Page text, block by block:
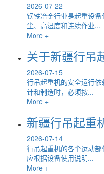
2026-07-22
钢铁冶金行业是起重设
尘、高湿度和连续作业...
More +
关于新疆行吊
2026-07-15
行吊起重机的安全运行
计和制造时，必须按...
More +
新疆行吊起重
2026-07-14
行吊起重机的各个运动
应根据设备使用说明...
More +